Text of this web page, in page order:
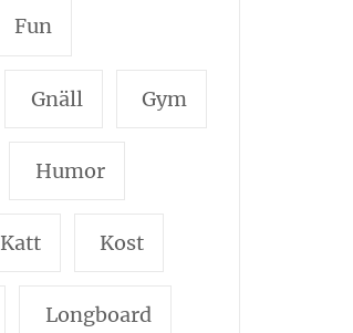
Fun
Gnäll Gym
Humor
Katt Kost
Longboard